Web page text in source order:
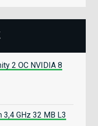
2 OC NVIDIA 8
GHz 32 MB L3